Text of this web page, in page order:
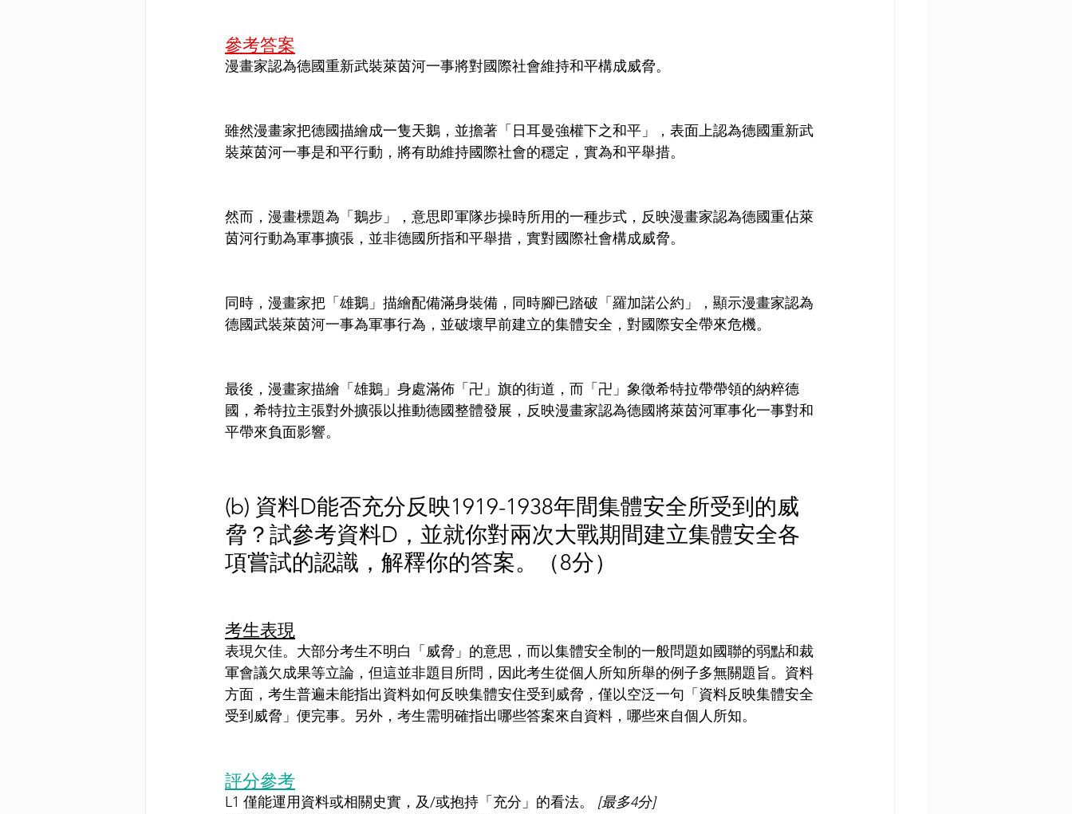
參考答案
漫畫家認為德國重新武裝萊茵河一事將對國際社會維持和平構成威脅。
雖然漫畫家把德國描繪成一隻天鵝，並擔著「日耳曼強權下之和平」，表面上認為德國重新武
裝萊茵河一事是和平行動，將有助維持國際社會的穩定，實為和平舉措。
然而，漫畫標題為「鵝步」，意思即軍隊步操時所用的一種步式，反映漫畫家認為德國重佔萊
茵河行動為軍事擴張，並非德國所指和平舉措，實對國際社會構成威脅。
同時，漫畫家把「雄鵝」描繪配備滿身裝備，同時腳已踏破「羅加諾公約」，顯示漫畫家認為
德國武裝萊茵河一事為軍事行為，並破壞早前建立的集體安全，對國際安全帶來危機。
最後，漫畫家描繪「雄鵝」身處滿佈「卍」旗的街道，而「卍」象徵希特拉帶帶領的納粹德
國，希特拉主張對外擴張以推動德國整體發展，反映漫畫家認為德國將萊茵河軍事化一事對和
平帶來負面影響。
(b) 資料D能否充分反映1919-1938年間集體安全所受到的威
脅？試參考資料D，並就你對兩次大戰期間建立集體安全各
項嘗試的認識，解釋你的答案。（8分）
考生表現
表現欠佳。大部分考生不明白「威脅」的意思，而以集體安全制的一般問題如國聯的弱點和裁
軍會議欠成果等立論，但這並非題目所問，因此考生從個人所知所舉的例子多無關題旨。資料
方面，考生普遍未能指出資料如何反映集體安住受到威脅，僅以空泛一句「資料反映集體安全
受到威脅」便完事。另外，考生需明確指出哪些答案來自資料，哪些來自個人所知。
評分參考
L1 僅能運用資料或相關史實，及/或抱持「充分」的看法。 [最多4分]